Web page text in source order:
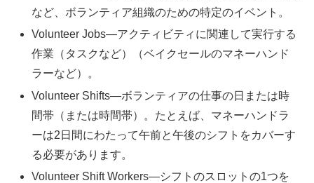
など、ボランティア組織のための特定のイベント。
Volunteer Jobs—アクティビティに関連して実行する
作業（タスクなど）（ベイクセールのマネーハンド
ラーなど）。
Volunteer Shifts—ボランティアの仕事の日または時
間帯（または時間帯）。たとえば、マネーハンドラ
ーは2日間にわたって午前と午後のシフトをカバーす
る必要があります。
Volunteer Shift Workers—シフトのスロットの1つを